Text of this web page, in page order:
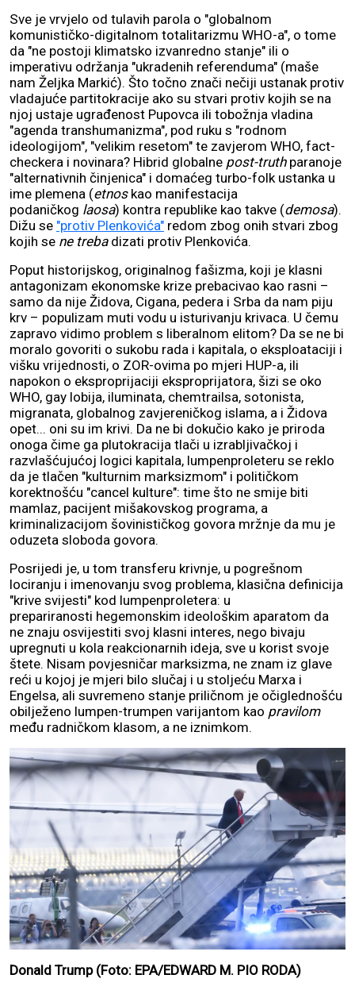
Sve je vrvjelo od tulavih parola o "globalnom
komunističko-digitalnom totalitarizmu WHO-a", o tome
da "ne postoji klimatsko izvanredno stanje" ili o
imperativu održanja "ukradenih referenduma" (maše
nam Željka Markić). Što točno znači nečiji ustanak protiv
vladajuće partitokracije ako su stvari protiv kojih se na
njoj ustaje ugrađenost Pupovca ili tobožnja vladina
"agenda transhumanizma", pod ruku s "rodnom
ideologijom", "velikim resetom" te zavjerom WHO, fact-
checkera i novinara? Hibrid globalne post-truthparanoje
"alternativnih činjenica" i domaćeg turbo-folk ustanka u
ime plemena (etnoskao manifestacija
podaničkog laosa) kontra republike kao takve (demosa).
Dižu se "protiv Plenkovića" redom zbog onih stvari zbog
kojih se ne trebadizati protiv Plenkovića.
Poput historijskog, originalnog fašizma, koji je klasni
antagonizam ekonomske krize prebacivao kao rasni –
samo da nije Židova, Cigana, pedera i Srba da nam piju
krv – populizam muti vodu u isturivanju krivaca. U čemu
zapravo vidimo problem s liberalnom elitom? Da se ne bi
moralo govoriti o sukobu rada i kapitala, o eksploataciji i
višku vrijednosti, o ZOR-ovima po mjeri HUP-a, ili
napokon o eksproprijaciji eksproprijatora, šizi se oko
WHO, gay lobija, iluminata, chemtrailsa, sotonista,
migranata, globalnog zavjereničkog islama, a i Židova
opet... oni su im krivi. Da ne bi dokučio kako je priroda
onoga čime ga plutokracija tlači u izrabljivačkoj i
razvlašćujućoj logici kapitala, lumpenproleteru se reklo
da je tlačen "kulturnim marksizmom" i političkom
korektnošću "cancel kulture": time što ne smije biti
mamlaz, pacijent mišakovskog programa, a
kriminalizacijom šovinističkog govora mržnje da mu je
oduzeta sloboda govora.
Posrijedi je, u tom transferu krivnje, u pogrešnom
lociranju i imenovanju svog problema, klasična definicija
"krive svijesti" kod lumpenproletera: u
prepariranosti hegemonskim ideološkim aparatom da
ne znaju osvijestiti svoj klasni interes, nego bivaju
upregnuti u kola reakcionarnih ideja, sve u korist svoje
štete. Nisam povjesničar marksizma, ne znam iz glave
reći u kojoj je mjeri bilo slučaj i u stoljeću Marxa i
Engelsa, ali suvremeno stanje priličnom je očiglednošću
obilježeno lumpen-trumpen varijantom kao pravilom
među radničkom klasom, a ne iznimkom.
Donald Trump (Foto: EPA/EDWARD M. PIO RODA)